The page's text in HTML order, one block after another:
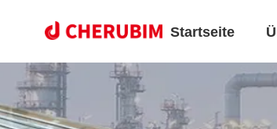
Startseite